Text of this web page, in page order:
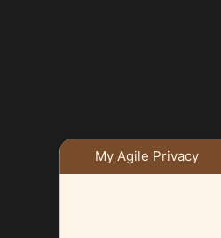
My Agile Privacy